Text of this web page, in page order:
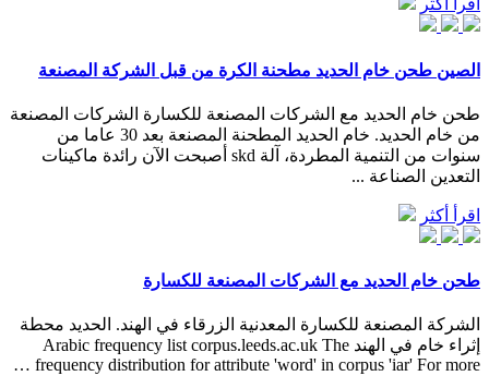
اقرأ أكثر
الصين طحن خام الحديد مطحنة الكرة من قبل الشركة المصنعة
طحن خام الحديد مع الشركات المصنعة للكسارة الشركات المصنعة
من خام الحديد. خام الحديد المطحنة المصنعة بعد 30 عاما من
سنوات من التنمية المطردة، آلة skd أصبحت الآن رائدة ماكينات
التعدين الصناعة ...
اقرأ أكثر
طحن خام الحديد مع الشركات المصنعة للكسارة
الشركة المصنعة للكسارة المعدنية الزرقاء في الهند. الحديد محطة
إثراء خام في الهند Arabic frequency list corpus.leeds.ac.uk The
frequency distribution for attribute 'word' in corpus 'iar' For more …